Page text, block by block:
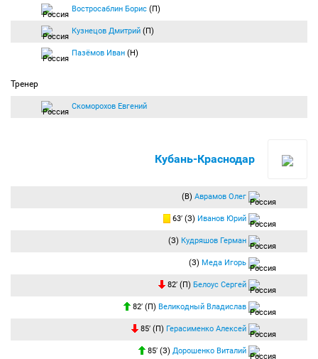
Востросаблин Борис (П)
Кузнецов Дмитрий (П)
Пазёмов Иван (Н)
Тренер
Скоморохов Евгений
Кубань-Краснодар
(В) Аврамов Олег
63′ (З) Иванов Юрий
(З) Кудряшов Герман
(З) Меда Игорь
82′ (П) Белоус Сергей
82′ (П) Великодный Владислав
85′ (П) Герасименко Алексей
85′ (З) Дорошенко Виталий